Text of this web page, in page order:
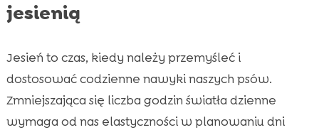
jesienią
Jesień to czas, kiedy należy przemyśleć i
dostosować codzienne nawyki naszych psów.
Zmniejszająca się liczba godzin światła dzienne
wymaga od nas elastyczności w planowaniu dni